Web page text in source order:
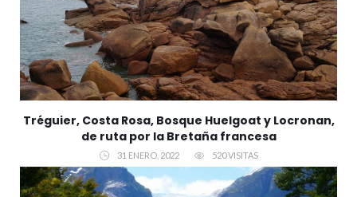
Tréguier, Costa Rosa, Bosque Huelgoat y Locronan,
de ruta por la Bretaña francesa
31 ENERO, 2022 520 VISITAS